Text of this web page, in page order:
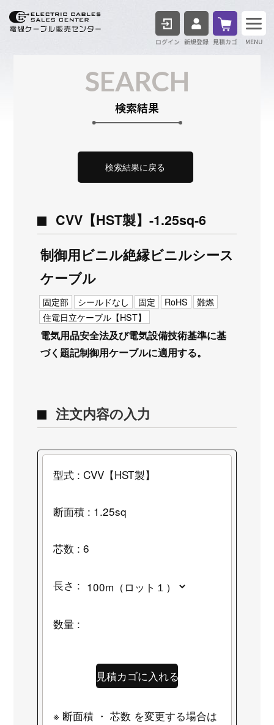
ログイン 見積
SEARCH
検索結果
検索結果に戻る
CVV【HST製】-1.25sq-6
制御用ビニル絶縁ビニルシース
ケーブル
固定部 シールドなし 固定 RoHS
難燃
住電日立ケーブル【HST】
電気用品安全法及び電気設備技術基準に基
づく題記制御用ケーブルに適用する。
注文内容の入力
型式 : CVV【HST製】
断面積 : 1.25sq
芯数 : 6
長さ :
数量 :
※ 断面積 ・ 芯数 を変更する場合は